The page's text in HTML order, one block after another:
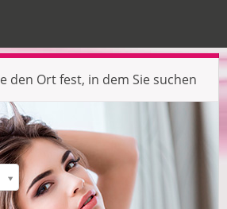
1 von 3
den Ort fest, in dem Sie suchen
Weiter